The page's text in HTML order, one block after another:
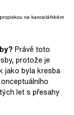
na kancelářském
Právě toto
protože je
jako byla kresba
let s přesahy